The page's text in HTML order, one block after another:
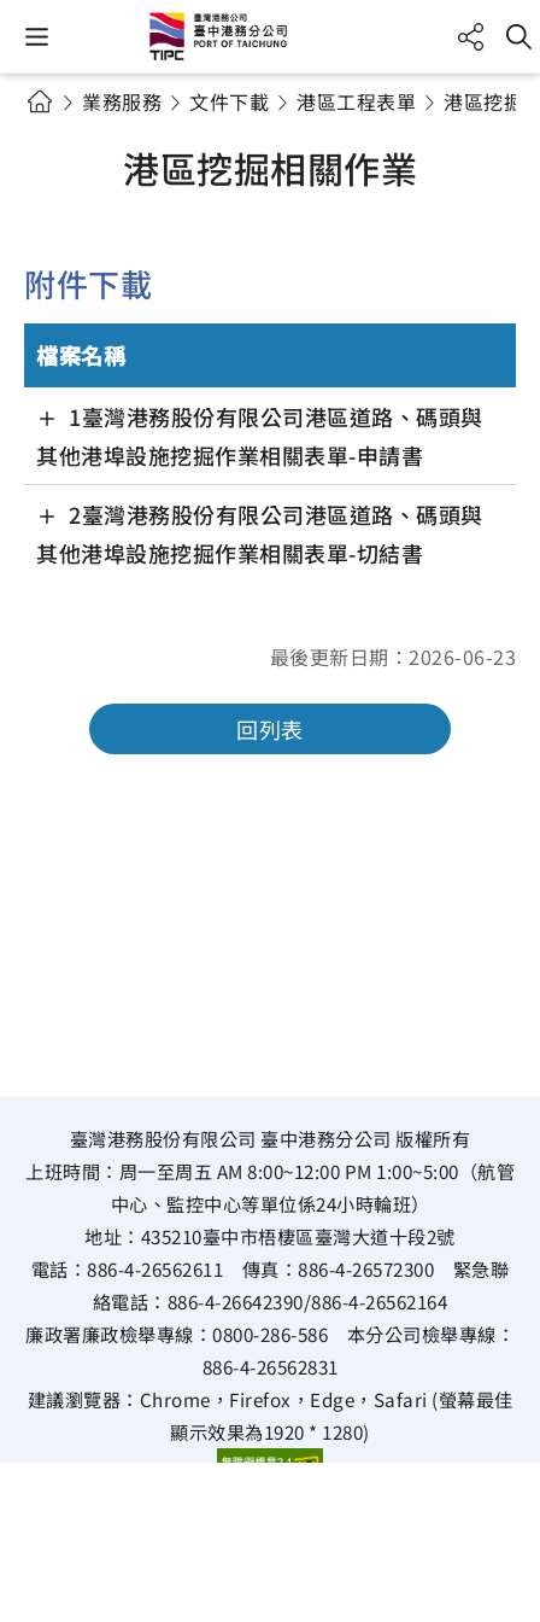
業務服務 文件下載 港區工程表單 港區挖掘
港區挖掘相關作業
附件下載
檔案名稱
1臺灣港務股份有限公司港區道路、碼頭與
其他港埠設施挖掘作業相關表單-申請書
2臺灣港務股份有限公司港區道路、碼頭與
其他港埠設施挖掘作業相關表單-切結書
最後更新日期：2026-06-23
回列表
臺灣港務股份有限公司 臺中港務分公司 版權所有
上班時間：周一至周五 AM 8:00~12:00 PM 1:00~5:00（航管
中心、監控中心等單位係24小時輪班）
地址： 435210臺中市梧棲區臺灣大道十段2號
電話：886-4-26562611 傳真：886-4-26572300 緊急聯
絡電話： 886-4-26642390/886-4-26562164
廉政署廉政檢舉專線： 0800-286-586 本分公司檢舉專線：
886-4-26562831
建議瀏覽器：Chrome，Firefox，Edge，Safari (螢幕最佳
顯示效果為1920 * 1280)